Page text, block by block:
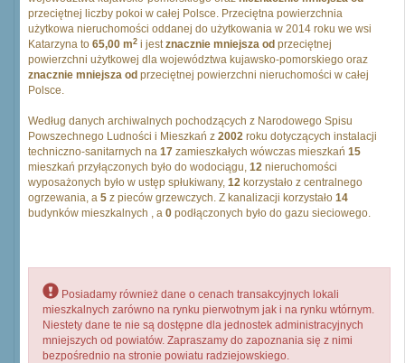
przeciętnej liczby pokoi w całej Polsce. Przeciętna powierzchnia
użytkowa nieruchomości oddanej do użytkowania w 2014 roku we wsi
Katarzyna to 65,00 m2 i jestznacznie mniejsza od przeciętnej
powierzchni użytkowej dla województwa kujawsko-pomorskiego oraz
znacznie mniejsza od przeciętnej powierzchni nieruchomości w całej
Polsce.
Według danych archiwalnych pochodzących z Narodowego Spisu
Powszechnego Ludności i Mieszkań z 2002 roku dotyczących instalacji
techniczno-sanitarnych na 17 zamieszkałych wówczas mieszkań 15
mieszkań przyłączonych było do wodociągu, 12 nieruchomości
wyposażonych było w ustęp spłukiwany, 12 korzystało z centralnego
ogrzewania, a 5 z pieców grzewczych. Z kanalizacji korzystało 14
budynków mieszkalnych , a 0 podłączonych było do gazu sieciowego.
Posiadamy również dane o cenach transakcyjnych lokali
mieszkalnych zarówno na rynku pierwotnym jak i na rynku wtórnym.
Niestety dane te nie są dostępne dla jednostek administracyjnych
mniejszych od powiatów. Zapraszamy do zapoznania się z nimi
bezpośrednio na stronie powiatu radziejowskiego.